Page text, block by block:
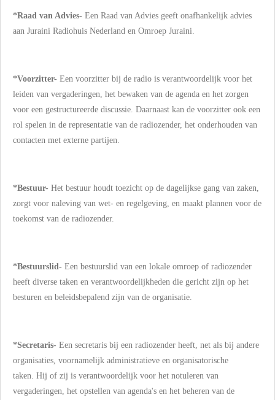
*Raad van Advies- Een Raad van Advies geeft onafhankelijk advies
aan Juraini Radiohuis Nederland en Omroep Juraini.
*Voorzitter- Een voorzitter bij de radio is verantwoordelijk voor het
leiden van vergaderingen, het bewaken van de agenda en het zorgen
voor een gestructureerde discussie. Daarnaast kan de voorzitter ook een
rol spelen in de representatie van de radiozender, het onderhouden van
contacten met externe partijen.
*Bestuur- Het bestuur houdt toezicht op de dagelijkse gang van zaken,
zorgt voor naleving van wet- en regelgeving, en maakt plannen voor de
toekomst van de radiozender.
*Bestuurslid- Een bestuurslid van een lokale omroep of radiozender
heeft diverse taken en verantwoordelijkheden die gericht zijn op het
besturen en beleidsbepalend zijn van de organisatie.
*Secretaris- Een secretaris bij een radiozender heeft, net als bij andere
organisaties, voornamelijk administratieve en organisatorische
taken. Hij of zij is verantwoordelijk voor het notuleren van
vergaderingen, het opstellen van agenda's en het beheren van de